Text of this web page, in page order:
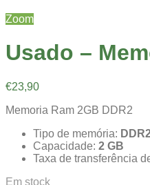
Zoom
Usado –
€23,90
Memoria Ram 2GB DDR2
Tipo de memória:
Capacidade: 2 GB
Taxa de transferência
Em stock